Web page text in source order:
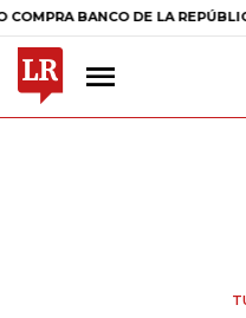
BANCO DE LA REPÚBLICA $